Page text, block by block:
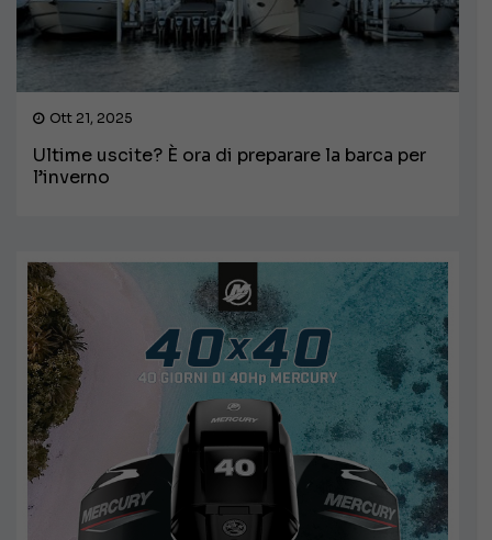
Ott 21, 2025
Ultime uscite? È ora di preparare la barca per
l’inverno